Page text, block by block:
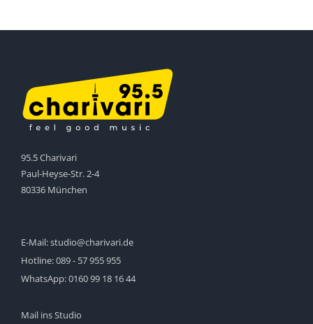
95.5 Charivari
Paul-Heyse-Str. 2-4
80336 München
E-Mail:studio@charivari.de
Hotline:089 - 57 955 955
WhatsApp:0160 99 18 16 44
Mail ins Studio